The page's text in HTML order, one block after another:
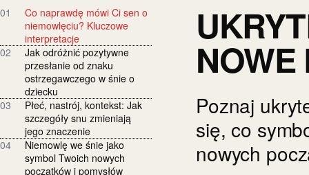
01
Co naprawdę mówi Ci sen o
niemowlęciu? Kluczowe
interpretacje
02
Jak odróżnić pozytywne
przesłanie od znaku
ostrzegawczego w śnie o
dziecku
03
Płeć, nastrój, kontekst: Jak
szczegóły snu zmieniają
jego znaczenie
04
Niemowlę we śnie jako
symbol Twoich nowych
początków i pomysłów
NOWE
Poznaj
się, co
nowych